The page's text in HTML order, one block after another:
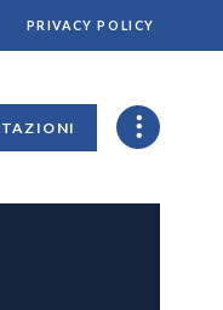
PRIVACY POLICY